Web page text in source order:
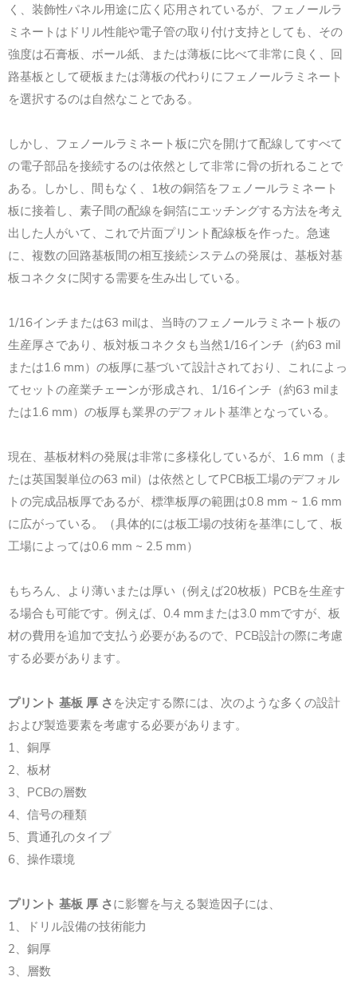
く、装飾性パネル用途に広く応用されているが、フェノールラ
ミネートはドリル性能や電子管の取り付け支持としても、その
強度は石膏板、ボール紙、または薄板に比べて非常に良く、回
路基板として硬板または薄板の代わりにフェノールラミネート
を選択するのは自然なことである。
しかし、フェノールラミネート板に穴を開けて配線してすべて
の電子部品を接続するのは依然として非常に骨の折れることで
ある。しかし、間もなく、1枚の銅箔をフェノールラミネート
板に接着し、素子間の配線を銅箔にエッチングする方法を考え
出した人がいて、これで片面プリント配線板を作った。急速
に、複数の回路基板間の相互接続システムの発展は、基板対基
板コネクタに関する需要を生み出している。
1/16インチまたは63 milは、当時のフェノールラミネート板の
生産厚さであり、板対板コネクタも当然1/16インチ（約63 mil
または1.6 mm）の板厚に基づいて設計されており、これによっ
てセットの産業チェーンが形成され、1/16インチ（約63 milま
たは1.6 mm）の板厚も業界のデフォルト基準となっている。
現在、基板材料の発展は非常に多様化しているが、1.6 mm（ま
たは英国製単位の63 mil）は依然としてPCB板工場のデフォル
トの完成品板厚であるが、標準板厚の範囲は0.8 mm ~ 1.6 mm
に広がっている。（具体的には板工場の技術を基準にして、板
工場によっては0.6 mm ~ 2.5 mm）
もちろん、より薄いまたは厚い（例えば20枚板）PCBを生産す
る場合も可能です。例えば、0.4 mmまたは3.0 mmですが、板
材の費用を追加で支払う必要があるので、PCB設計の際に考慮
する必要があります。
プリント 基板 厚 さ を決定する際には、次のような多くの設計
および製造要素を考慮する必要があります。
1、銅厚
2、板材
3、PCBの層数
4、信号の種類
5、貫通孔のタイプ
6、操作環境
プリント 基板 厚 さに影響を与える製造因子には、
1、ドリル設備の技術能力
2、銅厚
3、層数